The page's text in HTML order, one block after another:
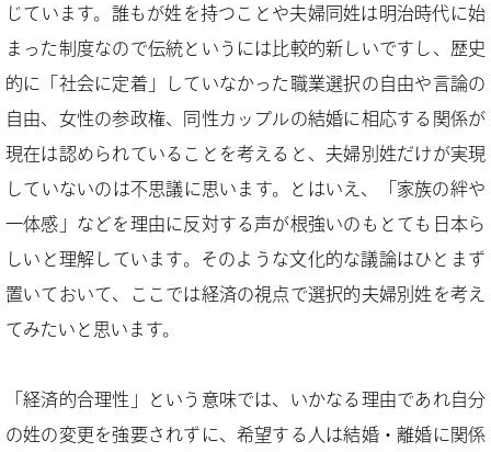
じています。誰もが姓を持つことや夫婦同姓は明治時代に始
まった制度なので伝統というには比較的新しいですし、歴史
的に「社会に定着」していなかった職業選択の自由や言論の
自由、女性の参政権、同性カップルの結婚に相応する関係が
現在は認められていることを考えると、夫婦別姓だけが実現
していないのは不思議に思います。とはいえ、「家族の絆や
一体感」などを理由に反対する声が根強いのもとても日本ら
しいと理解しています。そのような文化的な議論はひとまず
置いておいて、ここでは経済の視点で選択的夫婦別姓を考え
てみたいと思います。
「経済的合理性」という意味では、いかなる理由であれ自分
の姓の変更を強要されずに、希望する人は結婚・離婚に関係